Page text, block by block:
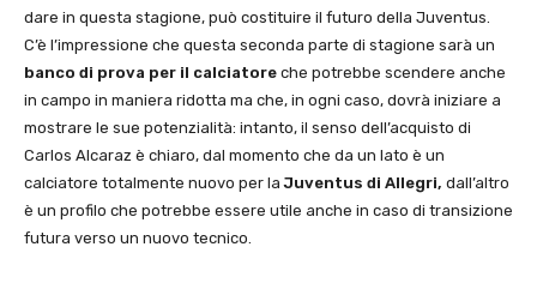
dare in questa stagione, può costituire il futuro della Juventus.
C’è l’impressione che questa seconda parte di stagione sarà un
banco di prova per il calciatore che potrebbe scendere anche
in campo in maniera ridotta ma che, in ogni caso, dovrà iniziare a
mostrare le sue potenzialità: intanto, il senso dell’acquisto di
Carlos Alcaraz è chiaro, dal momento che da un lato è un
calciatore totalmente nuovo per laJuventus di Allegri, dall’altro
è un profilo che potrebbe essere utile anche in caso di transizione
futura verso un nuovo tecnico.